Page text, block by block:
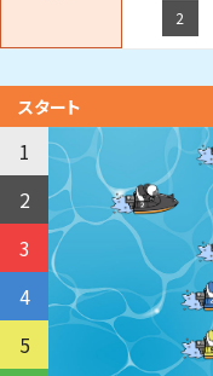
2
スタート
1
2
3
4
5